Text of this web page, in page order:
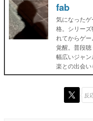
fab
気になった
格。シリー
れてからゲ
覚醒。普段聴
幅広いジャ
楽との出会い
反